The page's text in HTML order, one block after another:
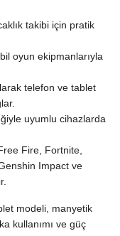
takibi için pratik
oyun ekipmanlarıyla
telefon ve tablet
uyumlu cihazlarda
Fire, Fortnite,
Impact ve
modeli, manyetik
kullanımı ve güç